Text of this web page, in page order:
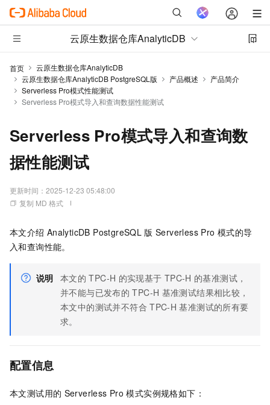
云原生数据仓库AnalyticDB
首页
云原生数据仓库AnalyticDB
云原生数据仓库AnalyticDB PostgreSQL版
产品概述
产品简介
Serverless Pro模式性能测试
Serverless Pro模式导入和查询数据性能测试
Serverless Pro模式导入和查询数
据性能测试
更新时间： 2025-12-23 05:48:00
复制 MD 格式
本文介绍 AnalyticDB PostgreSQL 版 Serverless Pro 模式的导
入和查询性能。
说明 本文的 TPC-H 的实现基于 TPC-H 的基准测试，
并不能与已发布的 TPC-H 基准测试结果相比较，
本文中的测试并不符合 TPC-H 基准测试的所有要
求。
配置信息
本文测试用的 Serverless Pro 模式实例规格如下：